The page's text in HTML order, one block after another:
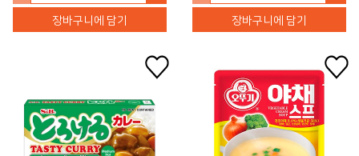
장바구니에 담기 장바구니에 담기